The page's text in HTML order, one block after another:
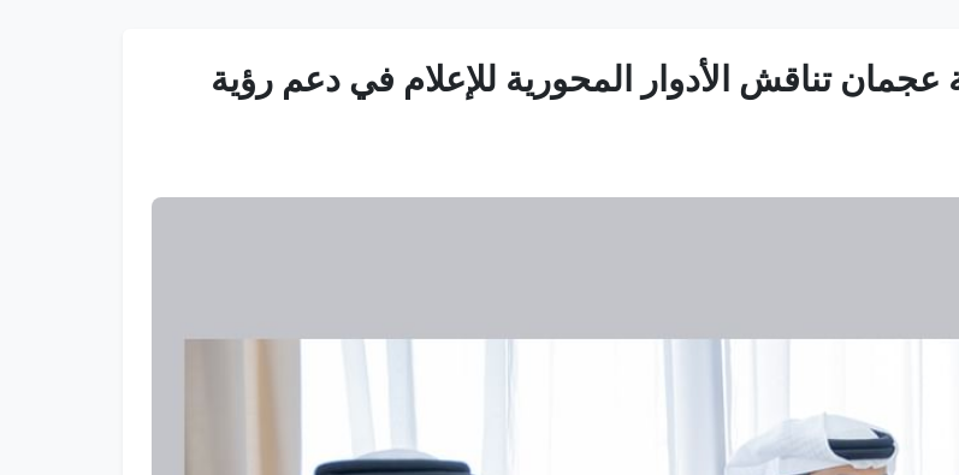
تناقش الأدوار المحورية للإعلام في دعم رؤية